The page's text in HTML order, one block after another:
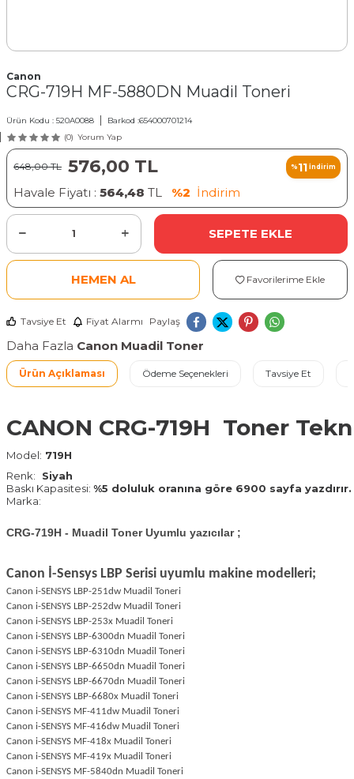
Canon
CRG-719H MF-5880DN Muadil Toneri
Ürün Kodu : 520A0088 Barkod :654000701214
(0) Yorum Yap
648,00TL 576,00 TL % 11 İndirim
Havale Fiyatı : 564,48 TL %2 İndirim
SEPETE EKLE
HEMEN AL Favorilerime Ekle
Tavsiye Et Fiyat Alarmı Paylaş
Daha Fazla Canon Muadil Toner
Ürün Açıklaması Ödeme Seçenekleri Tavsiye Et
CANON CRG-719H Toner
Model: 719H
Renk: Siyah
Baskı Kapasitesi: %5 doluluk oranına göre 6900 sayfa yazdırır.
Marka:
CRG-719H - Muadil Toner Uyumlu yazıcılar ;
Canon İ-Sensys LBP Serisi uyumlu makine modelleri;
Canon i-SENSYS LBP-251dw Muadil Toneri
Canon i-SENSYS LBP-252dw Muadil Toneri
Canon i-SENSYS LBP-253x Muadil Toneri
Canon i-SENSYS LBP-6300dn Muadil Toneri
Canon i-SENSYS LBP-6310dn Muadil Toneri
Canon i-SENSYS LBP-6650dn Muadil Toneri
Canon i-SENSYS LBP-6670dn Muadil Toneri
Canon i-SENSYS LBP-6680x Muadil Toneri
Canon i-SENSYS MF-411dw Muadil Toneri
Canon i-SENSYS MF-416dw Muadil Toneri
Canon i-SENSYS MF-418x Muadil Toneri
Canon i-SENSYS MF-419x Muadil Toneri
Canon i-SENSYS MF-5840dn Muadil Toneri